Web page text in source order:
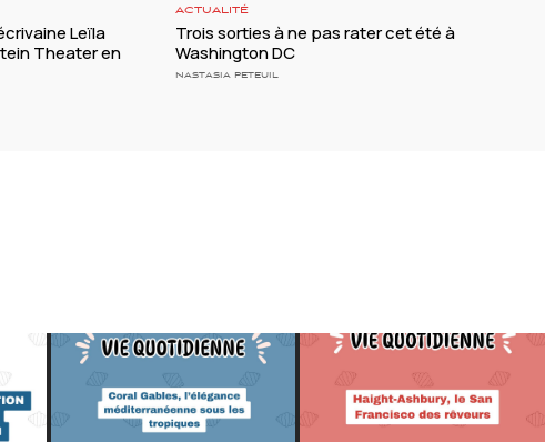
Leïla
Theater en
ACTUALITÉ
Trois sorties à ne pas rater cet été à
Washington DC
NASTASIA PETEUIL